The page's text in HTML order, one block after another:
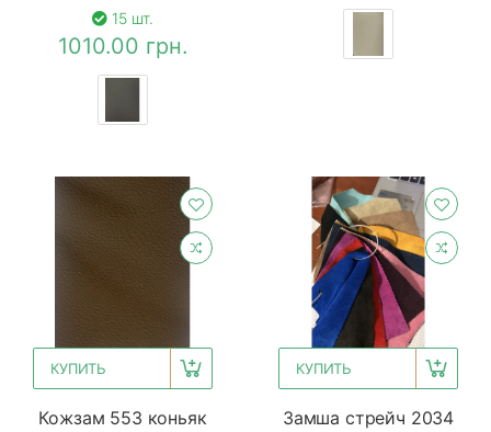
15 шт.
1010.00 грн.
КУПИТЬ
Кожзам 553 коньяк
КУПИТЬ
Замша стрейч 2034